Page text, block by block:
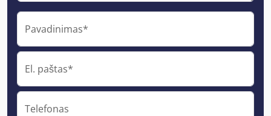
Pavadinimas*
El. paštas*
Telefonas